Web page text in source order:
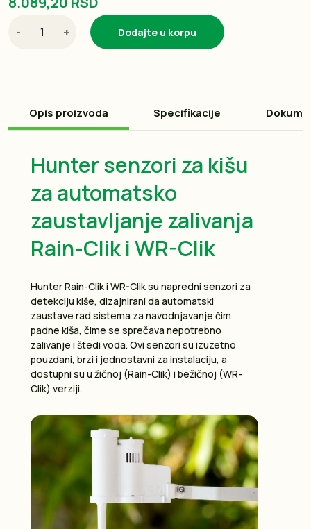
- + Dodajte u korpu
Opis proizvoda Specifikacije
Hunter senzori za kišu
za automatsko
zaustavljanje zalivanja
Rain-Clik i WR-Clik
Hunter Rain-Clik i WR-Clik su napredni senzori za
detekciju kiše, dizajnirani da automatski
zaustave rad sistema za navodnjavanje čim
padne kiša, čime se sprečava nepotrebno
zalivanje i štedi voda. Ovi senzori su izuzetno
pouzdani, brzi i jednostavni za instalaciju, a
dostupni su u žičnoj (Rain-Clik) i bežičnoj (WR-
Clik) verziji.